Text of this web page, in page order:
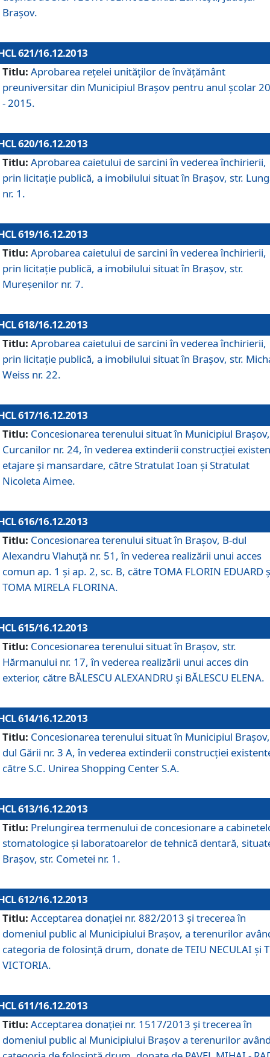
Braşov.
621/16.12.2013
Titlu: Aprobarea reţelei unităţilor de învăţământ
preuniversitar din Municipiul Braşov pentru anul şcolar
- 2015.
620/16.12.2013
Titlu: Aprobarea caietului de sarcini în vederea închirierii,
prin licitaţie publică, a imobilului situat în Braşov, str.
nr. 1.
619/16.12.2013
Titlu: Aprobarea caietului de sarcini în vederea închirierii,
prin licitaţie publică, a imobilului situat în Braşov, str.
Mureşenilor nr. 7.
618/16.12.2013
Titlu: Aprobarea caietului de sarcini în vederea închirierii,
prin licitaţie publică, a imobilului situat în Braşov, str.
Weiss nr. 22.
617/16.12.2013
Titlu: Concesionarea terenului situat în Municipiul
Curcanilor nr. 24, în vederea extinderii construcţiei
etajare şi mansardare, către Stratulat Ioan şi Stratulat
Nicoleta Aimee.
616/16.12.2013
Titlu: Concesionarea terenului situat în Braşov, B-dul
Alexandru Vlahuţă nr. 51, în vederea realizării unui acces
comun ap. 1 şi ap. 2, sc. B, către TOMA FLORIN EDUARD
TOMA MIRELA FLORINA.
615/16.12.2013
Titlu: Concesionarea terenului situat în Braşov, str.
Hărmanului nr. 17, în vederea realizării unui acces din
exterior, către BĂLESCU ALEXANDRU şi BĂLESCU ELENA.
614/16.12.2013
Titlu: Concesionarea terenului situat în Municipiul
dul Gării nr. 3 A, în vederea extinderii construcţiei
către S.C. Unirea Shopping Center S.A.
613/16.12.2013
Titlu: Prelungirea termenului de concesionare a
stomatologice şi laboratoarelor de tehnică dentară,
Braşov, str. Cometei nr. 1.
612/16.12.2013
Titlu: Acceptarea donaţiei nr. 882/2013 şi trecerea în
domeniul public al Municipiului Braşov, a terenurilor
categoria de folosinţă drum, donate de TEIU NECULAI şi
VICTORIA.
611/16.12.2013
Titlu: Acceptarea donaţiei nr. 1517/2013 şi trecerea în
domeniul public al Municipiului Braşov a terenurilor